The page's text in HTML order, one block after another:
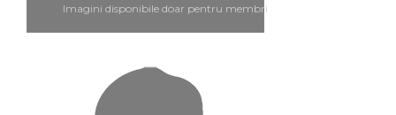
Imagini disponibile doar pentru membri